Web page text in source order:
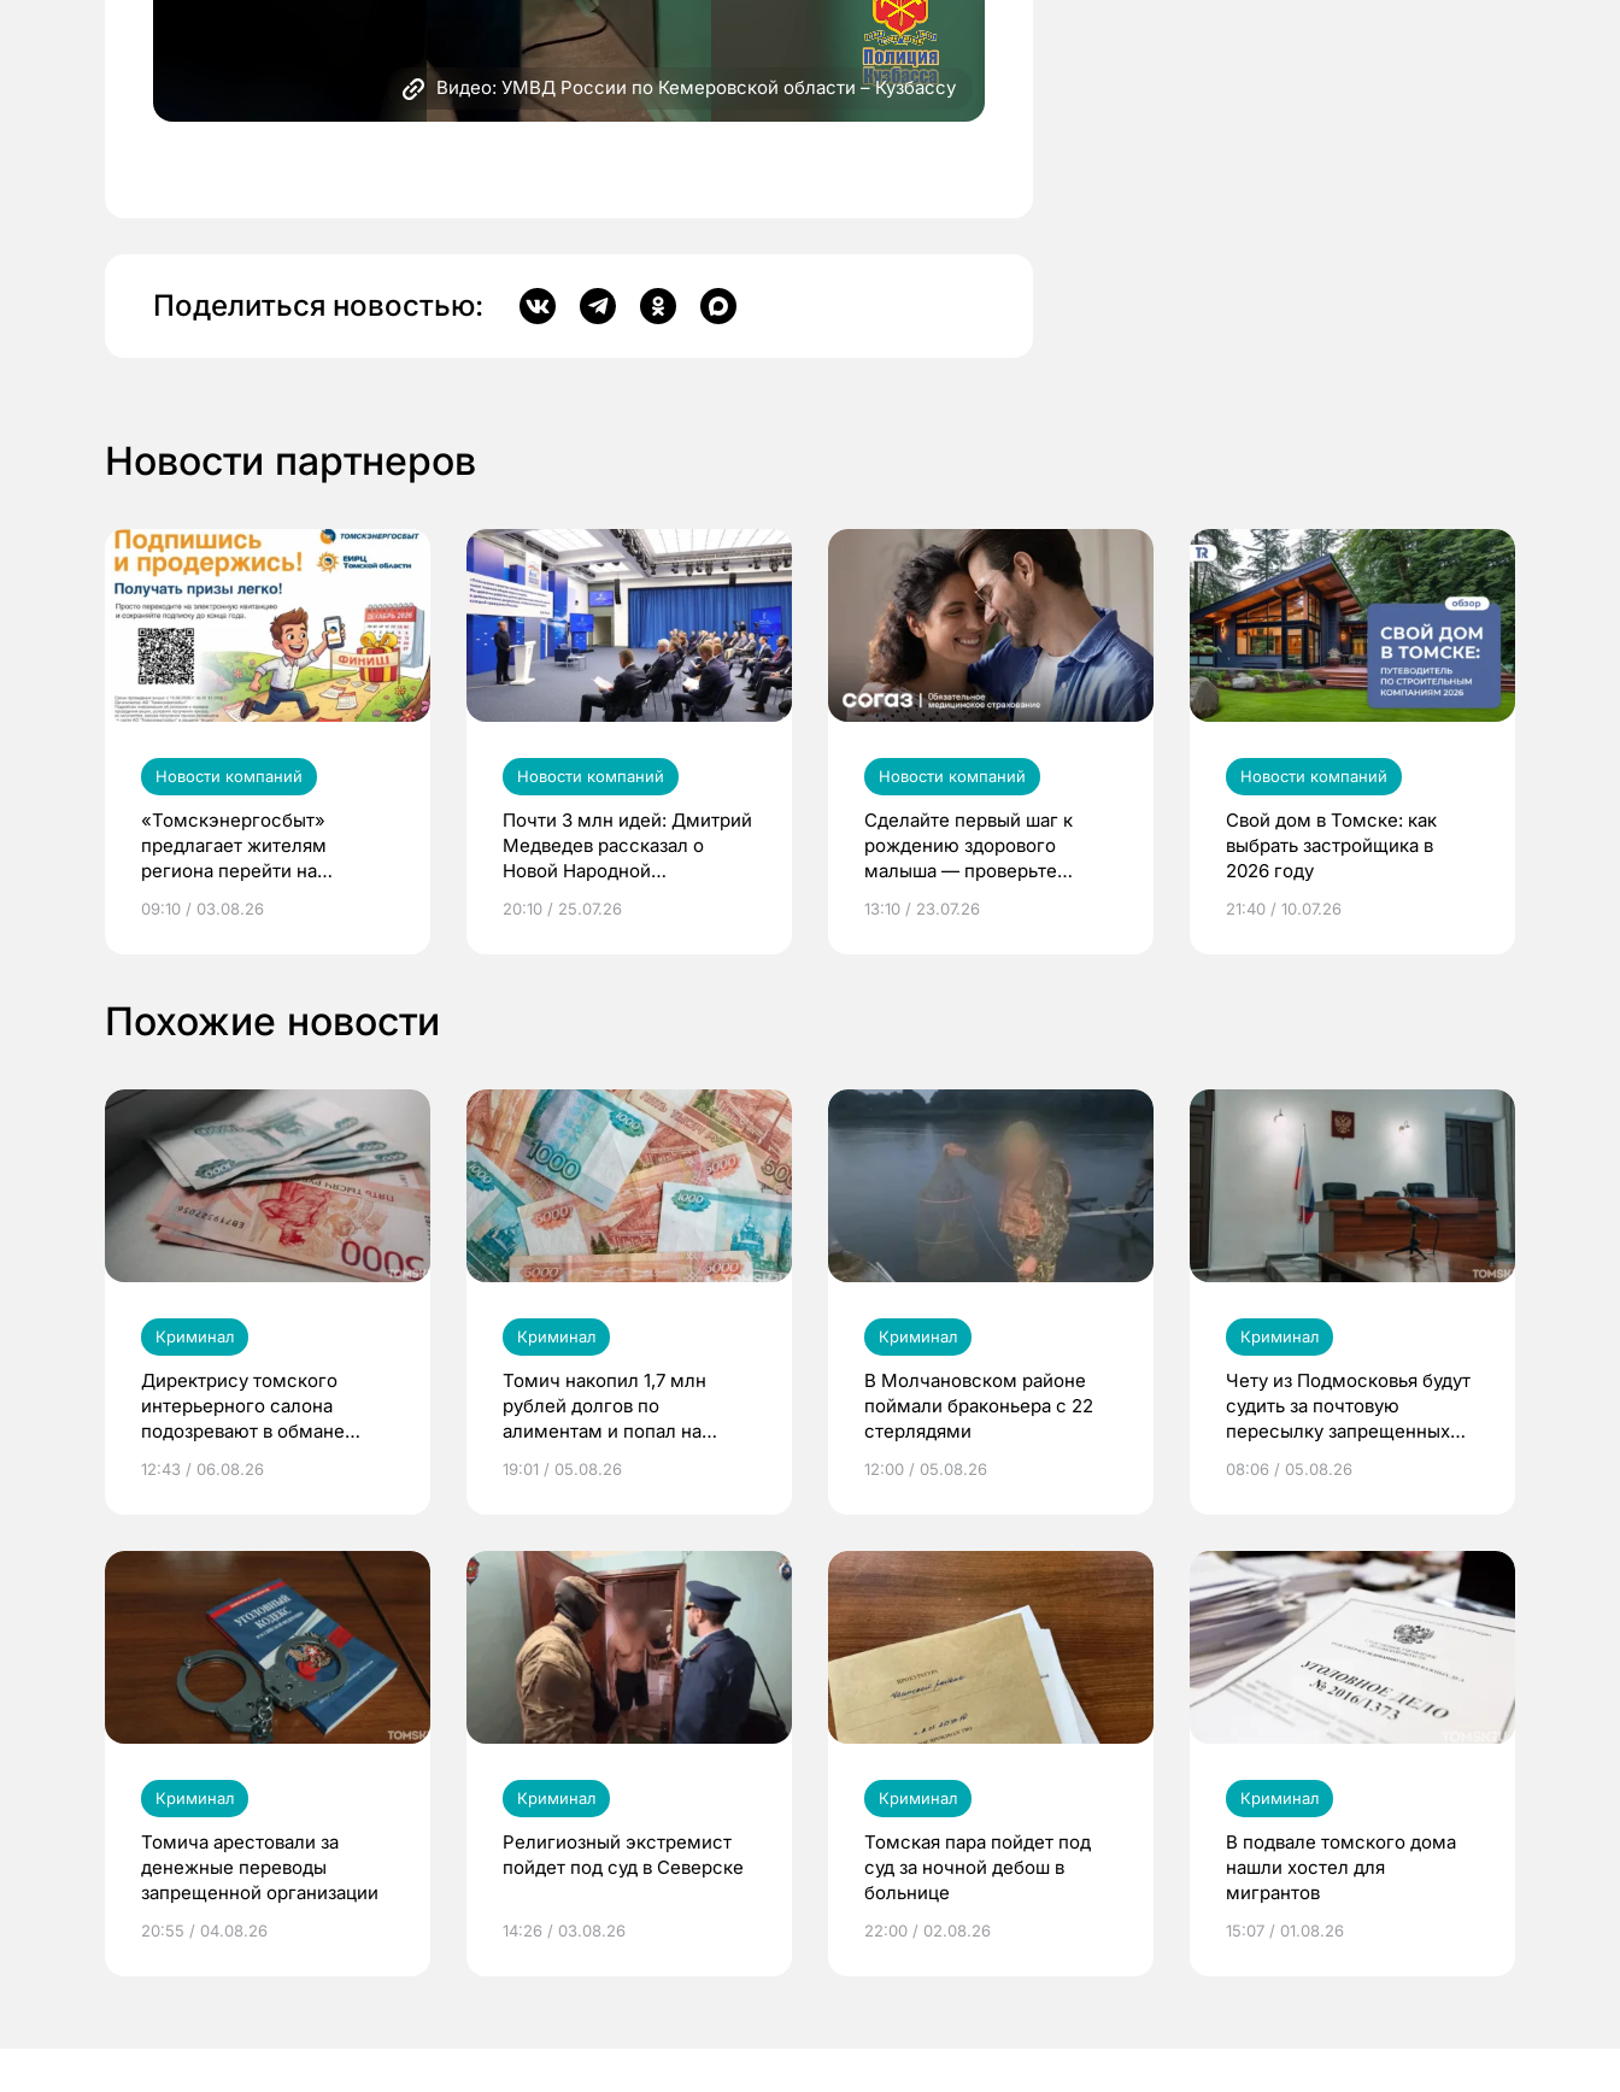
Видео: УМВД России по Кемеровской области – Кузбассу
Поделиться новостью:
Новости партнеров
Новости компаний
«Томскэнергосбыт»
предлагает жителям
региона перейти на
выиграть призы
09:10 / 03.08.26
Новости компаний
Почти 3 млн идей: Дмитрий
Медведев рассказал о
Новой Народной
20:10 / 25.07.26
Новости компаний
Сделайте первый шаг к
рождению здорового
малыша — проверьте
по ОМС!
13:10 / 23.07.26
Новости компаний
Свой дом в Томске: как
выбрать застройщика в
2026 году
21:40 / 10.07.26
Похожие новости
Криминал
Директрису томского
интерьерного салона
подозревают в обмане
12:43 / 06.08.26
Криминал
Томич накопил 1,7 млн
рублей долгов по
алиментам и попал на
19:01 / 05.08.26
Криминал
В Молчановском районе
поймали браконьера с 22
стерлядями
12:00 / 05.08.26
Криминал
Чету из Подмосковья будут
судить за почтовую
пересылку запрещенных
08:06 / 05.08.26
Криминал
Томича арестовали за
денежные переводы
запрещенной организации
20:55 / 04.08.26
Криминал
Религиозный экстремист
пойдет под суд в Северске
14:26 / 03.08.26
Криминал
Томская пара пойдет под
суд за ночной дебош в
больнице
22:00 / 02.08.26
Криминал
В подвале томского дома
нашли хостел для
мигрантов
15:07 / 01.08.26